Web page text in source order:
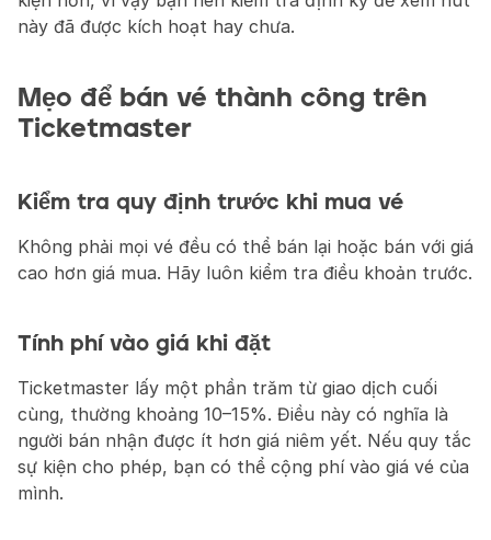
này đã được kích hoạt hay chưa.
Mẹo để bán vé thành công trên
Ticketmaster
Kiểm tra quy định trước khi mua vé
Không phải mọi vé đều có thể bán lại hoặc bán với giá
cao hơn giá mua. Hãy luôn kiểm tra điều khoản trước.
Tính phí vào giá khi đặt
Ticketmaster lấy một phần trăm từ giao dịch cuối
cùng, thường khoảng 10–15%. Điều này có nghĩa là
người bán nhận được ít hơn giá niêm yết. Nếu quy tắc
sự kiện cho phép, bạn có thể cộng phí vào giá vé của
mình.